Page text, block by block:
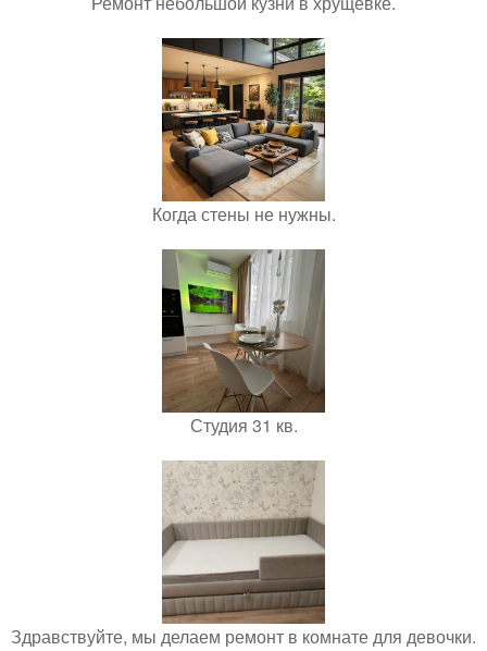
Когда стены не нужны.
Студия 31 кв.
Здравствуйте, мы делаем ремонт в комнате для девочки.